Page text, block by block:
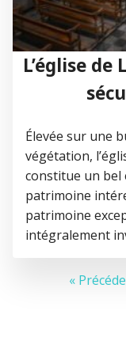
L’église
Élevée sur une
végétation,
constitue un bel
patrimoine
patrimoine
intégralement
«